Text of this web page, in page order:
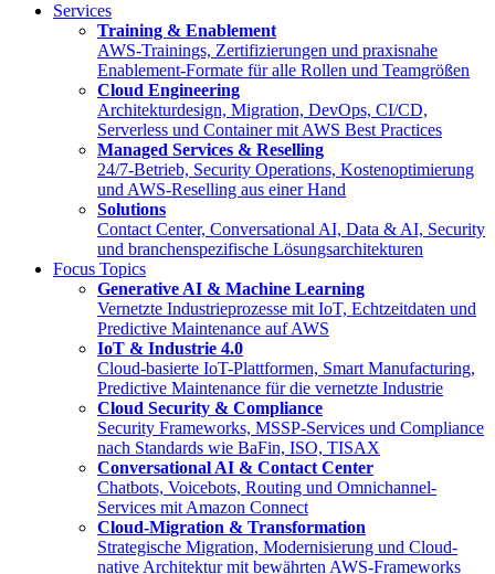
Services
Training & Enablement
AWS-Trainings, Zertifizierungen und praxisnahe
Enablement-Formate für alle Rollen und Teamgrößen
Cloud Engineering
Architekturdesign, Migration, DevOps, CI/CD,
Serverless und Container mit AWS Best Practices
Managed Services & Reselling
24/7-Betrieb, Security Operations, Kostenoptimierung
und AWS-Reselling aus einer Hand
Solutions
Contact Center, Conversational AI, Data & AI, Security
und branchenspezifische Lösungsarchitekturen
Focus Topics
Generative AI & Machine Learning
Vernetzte Industrieprozesse mit IoT, Echtzeitdaten und
Predictive Maintenance auf AWS
IoT & Industrie 4.0
Cloud-basierte IoT-Plattformen, Smart Manufacturing,
Predictive Maintenance für die vernetzte Industrie
Cloud Security & Compliance
Security Frameworks, MSSP-Services und Compliance
nach Standards wie BaFin, ISO, TISAX
Conversational AI & Contact Center
Chatbots, Voicebots, Routing und Omnichannel-
Services mit Amazon Connect
Cloud-Migration & Transformation
Strategische Migration, Modernisierung und Cloud-
native Architektur mit bewährten AWS-Frameworks